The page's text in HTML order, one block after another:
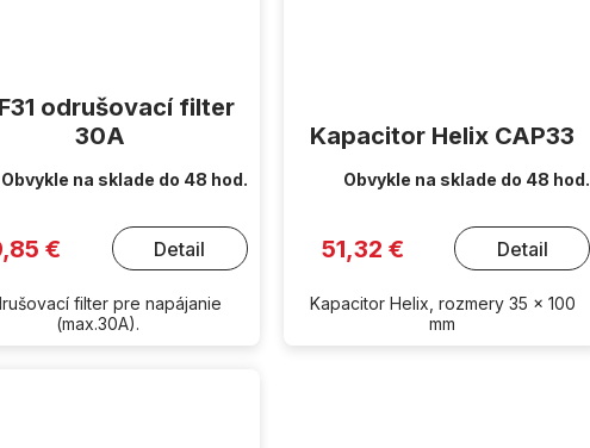
odrušovací filter
30A
Obvykle na sklade do 48 hod.
€ Detail
filter pre napájanie
(max.30A).
Kapacitor Helix CAP33
Obvykle na sklade do 48 hod.
51,32 € Detail
Kapacitor Helix, rozmery 35 x 100
mm